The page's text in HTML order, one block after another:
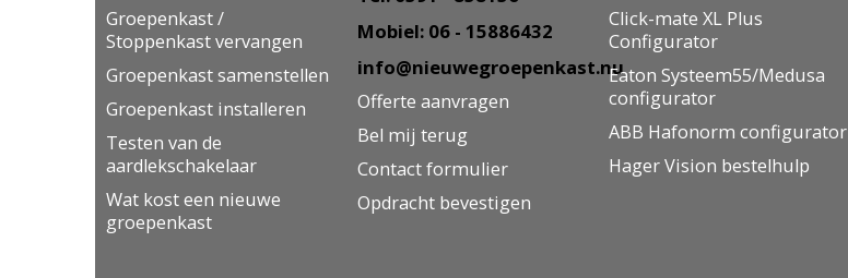
Groepenkast /
Stoppenkast vervangen
Groepenkast samenstellen
Groepenkast installeren
Testen van de
aardlekschakelaar
Wat kost een nieuwe
groepenkast
Mobiel: 06 - 15886432
info@nieuwegroepenkast.nu
Offerte aanvragen
Bel mij terug
Contact formulier
Opdracht bevestigen
Click-mate XL Plus
Configurator
Eaton Systeem55/Medusa
configurator
ABB Hafonorm configurator
Hager Vision bestelhulp